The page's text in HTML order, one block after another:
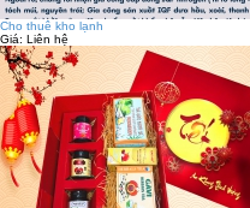
Cho thuê kho lạnh
Giá: Liên hệ